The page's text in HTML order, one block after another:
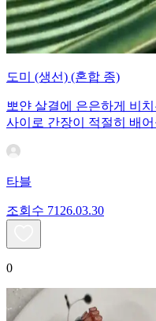
도미 (생선) (혼합 종)
뽀얀 살결에 은은하게 비
사이로 간장이 적절히 배
타블
조회수 71 26.03.30
0